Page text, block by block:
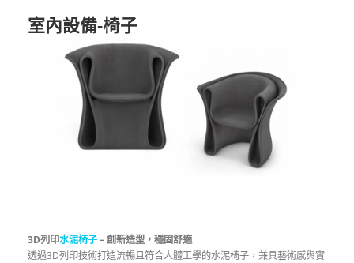
連絡我們 中文 (台灣)
中文 (台灣)
室內設備-椅子
3D列印水泥椅子– 創新造型，穩固舒適
透過3D列印技術打造流暢且符合人體工學的水泥椅子，兼具藝術感與實